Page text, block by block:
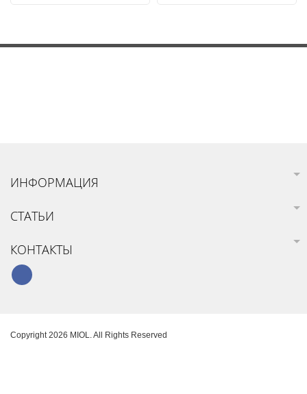
ИНФОРМАЦИЯ
СТАТЬИ
КОНТАКТЫ
Copyright 2026 MIOL. All Rights Reserved